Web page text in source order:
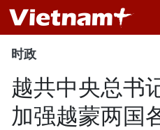
时政
越共中央总书
加强越蒙两国